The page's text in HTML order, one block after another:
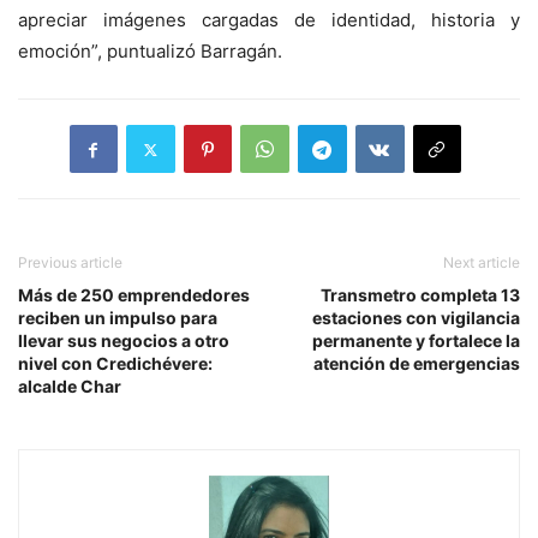
apreciar imágenes cargadas de identidad, historia y
emoción”, puntualizó Barragán.
Previous article
Más de 250 emprendedores
reciben un impulso para
llevar sus negocios a otro
nivel con Credichévere:
alcalde Char
Next article
Transmetro completa 13
estaciones con vigilancia
permanente y fortalece la
atención de emergencias